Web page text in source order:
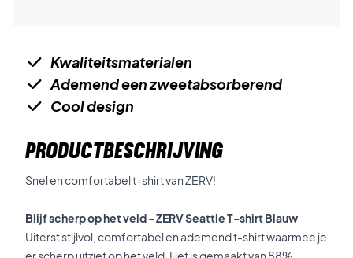
Kwaliteitsmaterialen
Ademend een zweetabsorberend
Cool design
PRODUCTBESCHRIJVING
Snel en comfortabel t-shirt van ZERV!
Blijf scherp op het veld - ZERV Seattle T-shirt Blauw
Uiterst stijlvol, comfortabel en ademend t-shirt waarmee je